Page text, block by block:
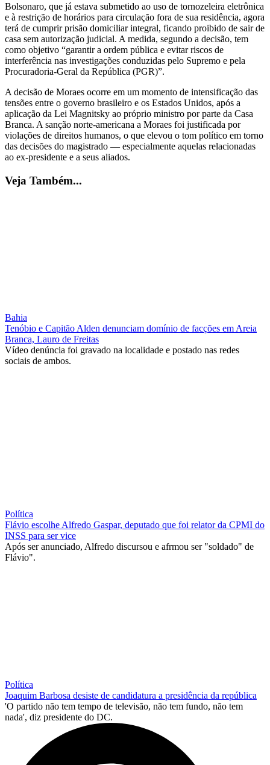
Bolsonaro, que já estava submetido ao uso de tornozeleira eletrônica
e à restrição de horários para circulação fora de sua residência, agora
terá de cumprir prisão domiciliar integral, ficando proibido de sair de
casa sem autorização judicial. A medida, segundo a decisão, tem
como objetivo “garantir a ordem pública e evitar riscos de
interferência nas investigações conduzidas pelo Supremo e pela
Procuradoria-Geral da República (PGR)”.
A decisão de Moraes ocorre em um momento de intensificação das
tensões entre o governo brasileiro e os Estados Unidos, após a
aplicação da Lei Magnitsky ao próprio ministro por parte da Casa
Branca. A sanção norte-americana a Moraes foi justificada por
violações de direitos humanos, o que elevou o tom político em torno
das decisões do magistrado — especialmente aquelas relacionadas
ao ex-presidente e a seus aliados.
Veja Também...
Bahia
Tenóbio e Capitão Alden denunciam domínio de facções em Areia
Branca, Lauro de Freitas
Vídeo denúncia foi gravado na localidade e postado nas redes
sociais de ambos.
Política
Flávio escolhe Alfredo Gaspar, deputado que foi relator da CPMI do
INSS para ser vice
Após ser anunciado, Alfredo discursou e afrmou ser "soldado" de
Flávio".
Política
Joaquim Barbosa desiste de candidatura a presidência da república
'O partido não tem tempo de televisão, não tem fundo, não tem
nada', diz presidente do DC.